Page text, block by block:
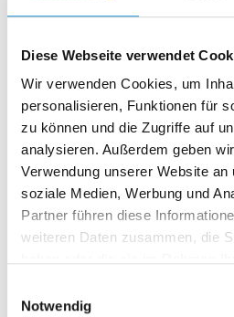
Diese Webseite verwendet
Wir verwenden Cookies, um
personalisieren, Funktionen für
zu können und die Zugriffe auf
analysieren. Außerdem geben
Verwendung unserer Website
soziale Medien, Werbung und
Partner führen diese
weiteren Daten zusammen, die
Notwendig
Angst in Deutschland, zwei
Verunsicherung – Critical
Was passiert, wenn sich ein
fühlt – und zugleich Millionen
dazugehören…
03.04.2025
Purpose oder Leitbild – was